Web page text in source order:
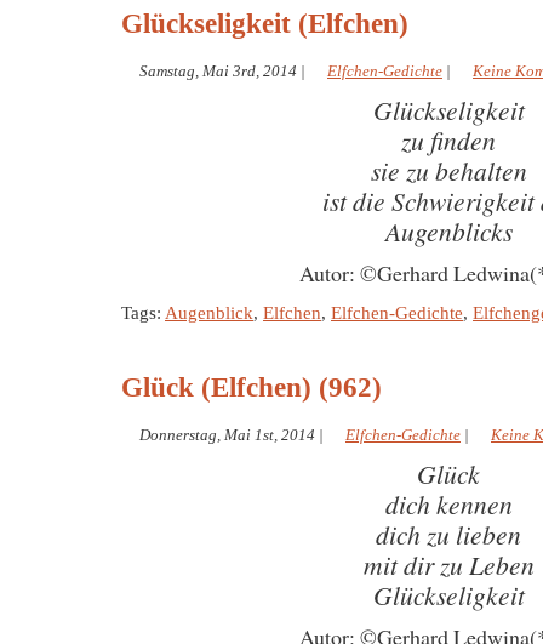
Glückseligkeit (Elfchen)
Samstag, Mai 3rd, 2014 | Elfchen-Gedichte | Keine
Glückseligkeit
zu finden
sie zu behalten
ist die Schwierigkeit
Augenblicks
Autor: ©Gerhard
Tags: Augenblick, Elfchen, Elfchen-Gedichte,
Glück (Elfchen) (962)
Donnerstag, Mai 1st, 2014 | Elfchen-Gedichte | Keine
Glück
dich kennen
dich zu lieben
mit dir zu Leben
Glückseligkeit
Autor: ©Gerhard